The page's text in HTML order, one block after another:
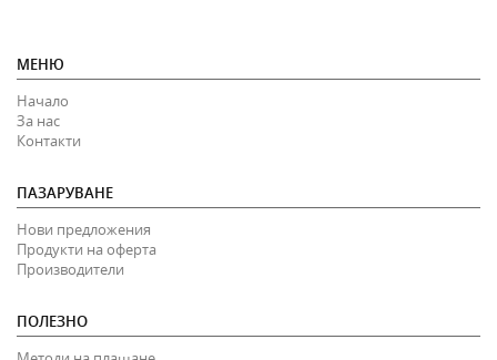
МЕНЮ
Начало
За нас
Контакти
ПАЗАРУВАНЕ
Нови предложения
Продукти на оферта
Производители
ПОЛЕЗНО